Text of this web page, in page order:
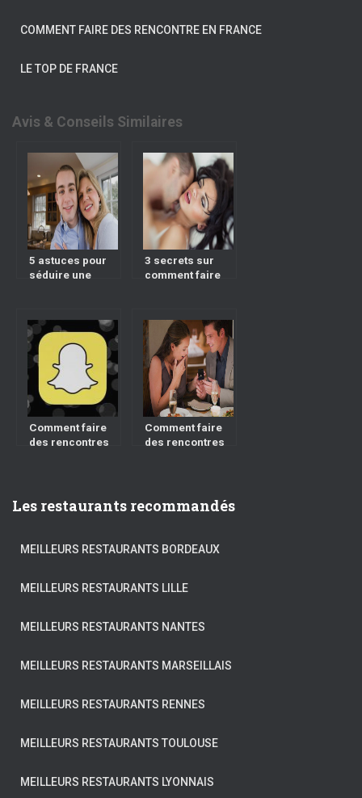
COMMENT FAIRE DES RENCONTRE EN FRANCE
LE TOP DE FRANCE
Avis & Conseils Similaires
5 astuces pour
séduire une
3 secrets sur
comment faire
Comment faire
des rencontres
Comment faire
des rencontres
Les restaurants recommandés
MEILLEURS RESTAURANTS BORDEAUX
MEILLEURS RESTAURANTS LILLE
MEILLEURS RESTAURANTS NANTES
MEILLEURS RESTAURANTS MARSEILLAIS
MEILLEURS RESTAURANTS RENNES
MEILLEURS RESTAURANTS TOULOUSE
MEILLEURS RESTAURANTS LYONNAIS